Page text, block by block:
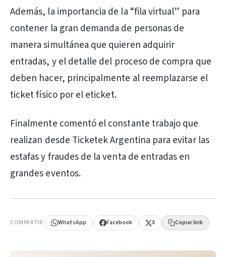
Además, la importancia de la “fila virtual” para
contener la gran demanda de personas de
manera simultánea que quieren adquirir
entradas, y el detalle del proceso de compra que
deben hacer, principalmente al reemplazarse el
ticket físico por el eticket.
Finalmente comentó el constante trabajo que
realizan desde Ticketek Argentina para evitar las
estafas y fraudes de la venta de entradas en
grandes eventos.
COMPARTIR WhatsApp Facebook X Copiar link